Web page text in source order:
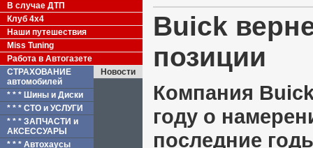
В случае ДТП
Клуб 4x4
Наши путешествия
Miss Tuning
Работа в Автогазете
СТРАХОВАНИЕ
автомобилей
* * * Шины и Диски
* * * СТО и УСЛУГИ
* * * ЗАПЧАСТИ и
АКСЕССУАРЫ
* * * Автохаусы
Новости
Buick
позиции
Компания
году о
последние